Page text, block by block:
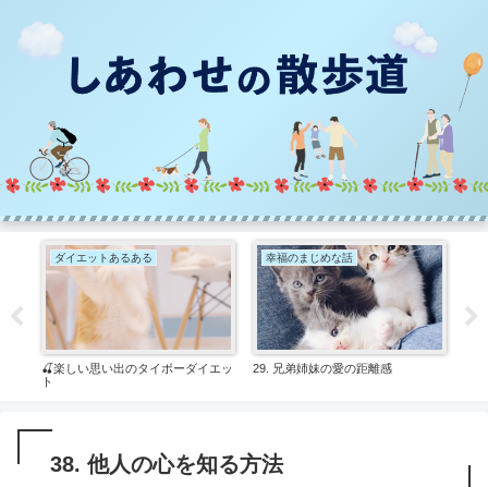
ダイエットあるある
🍒楽しい思い出のタイボーダイエッ
ト
幸福のまじめな話
29. 兄弟姉妹の愛の距離感
38. 他人の心を知る方法